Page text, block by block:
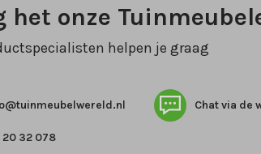
het onze
helpen je graag
Chat via de
20 32 078